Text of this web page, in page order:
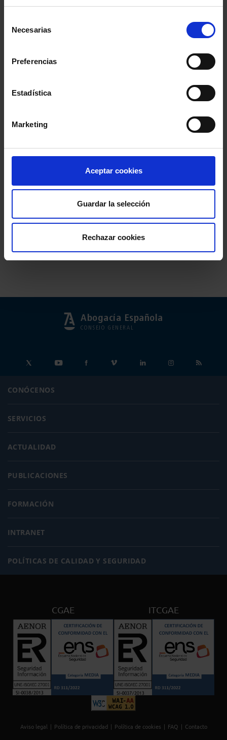
Necesarias
Preferencias
Estadística
Marketing
Aceptar cookies
Guardar la selección
Rechazar cookies
Abogacía Española
CONSEJO GENERAL
CONÓCENOS
SERVICIOS
ACTUALIDAD
PUBLICACIONES
FORMACIÓN
INTRANET
POLÍTICAS DE CALIDAD Y SEGURIDAD
CGAE ITCGAE
Aviso legal Política de privacidad Política de cookies FAQ Contacto